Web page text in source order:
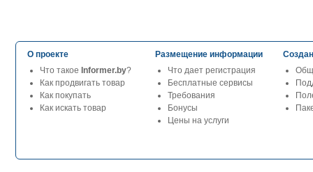
О проекте
Что такое Informer.by?
Как продвигать товар
Как покупать
Как искать товар
Размещение информации
Что дает регистрация
Бесплатные сервисы
Требования
Бонусы
Цены на услуги